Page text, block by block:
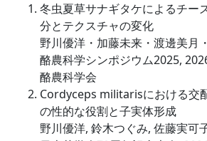
冬虫夏草サナギタケによるチー
分とテクスチャの変化
野川優洋・加藤未来・渡邊美月
酪農科学シンポジウム2025,
酪農科学会
Cordyceps militarisにおける交
の性的な役割と子実体形成
野川優洋, 鈴木つぐみ, 佐藤実可